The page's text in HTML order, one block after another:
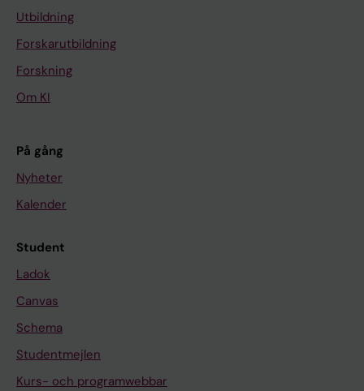
Utbildning
Forskarutbildning
Forskning
Om KI
På gång
Nyheter
Kalender
Student
Ladok
Canvas
Schema
Studentmejlen
Kurs- och programwebbar